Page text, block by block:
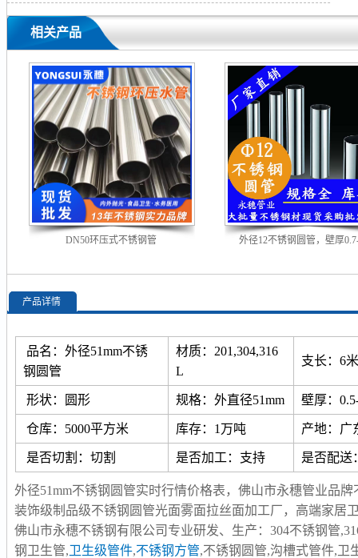
相关产品
DN50环压式不锈钢管 外径12不锈钢圆管，壁厚
产品详情
品名：外径51mm不锈
钢圆管
材质：201,304,316
L
支长：6
形状：圆形 规格：外直径51mm 壁厚：
仓库：5000平方米 库存：1万吨 产地：广
是否切割：切割 是否加工：支持 是否配送
外径51mm不锈钢圆管实时行情价格表，佛山市永穗管业品
装饰级制品级不锈钢圆管光面雾面拉丝面加工厂，高端家居
佛山市永穗不锈钢有限公司专业研发、生产：304不锈钢管
钢卫生管,卫生级管件,不锈钢方管,不锈钢圆管,沟槽式管件,卫